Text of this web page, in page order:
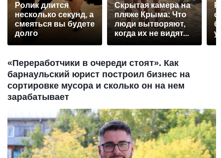
Ролик длится
несколько секунд, а
смеяться вы будете
долго
Скрытая камера на
пляже Крыма: Что
люди вытворяют,
когда их не видят...
«Переработчики в очереди стоят». Как
барнаульский юрист построил бизнес на
сортировке мусора и сколько он на нем
зарабатывает